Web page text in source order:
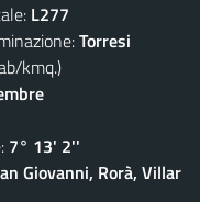
L277
Torresi
kmq.)
7° 13' 2''
Giovanni, Rorà, Villar